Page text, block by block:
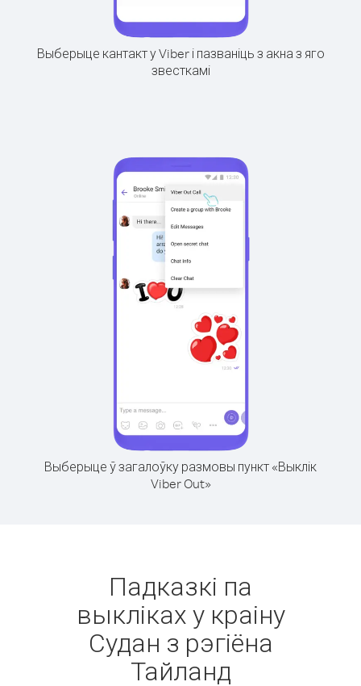
Выберыце кантакт у Viber і пазваніць з акна з яго
звесткамі
Выберыце ў загалоўку размовы пункт «Выклік
Viber Out»
Падказкі па
выкліках у краіну
Судан з рэгіёна
Тайланд